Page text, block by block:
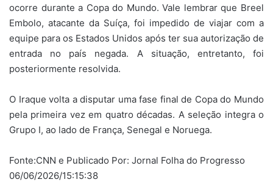
ocorre durante a Copa do Mundo. Vale lembrar que Breel
Embolo, atacante da Suíça, foi impedido de viajar com a
equipe para os Estados Unidos após ter sua autorização de
entrada no país negada. A situação, entretanto, foi
posteriormente resolvida.
O Iraque volta a disputar uma fase final de Copa do Mundo
pela primeira vez em quatro décadas. A seleção integra o
Grupo I, ao lado de França, Senegal e Noruega.
Fonte:CNN e Publicado Por: Jornal Folha do Progresso
06/06/2026/15:15:38